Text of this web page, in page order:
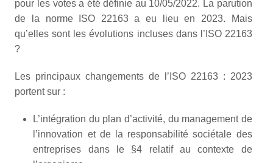
pour les votes a été définie au 10/05/2022. La parution
de la norme ISO 22163 a eu lieu en 2023. Mais
qu’elles sont les évolutions incluses dans l’ISO 22163
?
Les principaux changements de l’ISO 22163 : 2023
portent sur :
L’intégration du plan d’activité, du management de
l’innovation et de la responsabilité sociétale des
entreprises dans le §4 relatif au contexte de